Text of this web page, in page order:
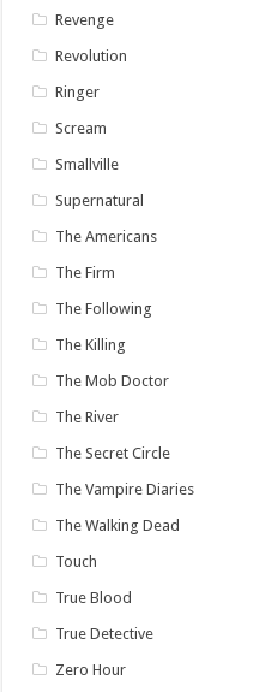
Revenge
Revolution
Ringer
Scream
Smallville
Supernatural
The Americans
The Firm
The Following
The Killing
The Mob Doctor
The River
The Secret Circle
The Vampire Diaries
The Walking Dead
Touch
True Blood
True Detective
Zero Hour